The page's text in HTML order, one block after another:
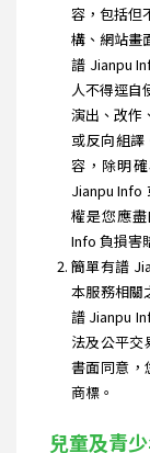
容，包括但
構、網站畫
譜 Jianpu
人不得逕自
演出、改作
或反向組譯
容，除明
Jianpu Info
權是您應
Info 負損害
簡單有譜
本服務相關
譜 Jianpu
法及公平交
書面同意，
商標。
兒童及青